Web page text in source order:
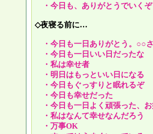
・今日も、ありがとうでいくぞ
◇夜寝る前に…
・今日も一日ありがとう。○○
・今日も一日いい日だったな
・私は幸せ者
・明日はもっといい日になる
・今日もぐっすりと眠れるぞ
・今日も幸せだった
・今日も一日よく頑張った、
・私はなんて幸せなんだろう
・万事OK